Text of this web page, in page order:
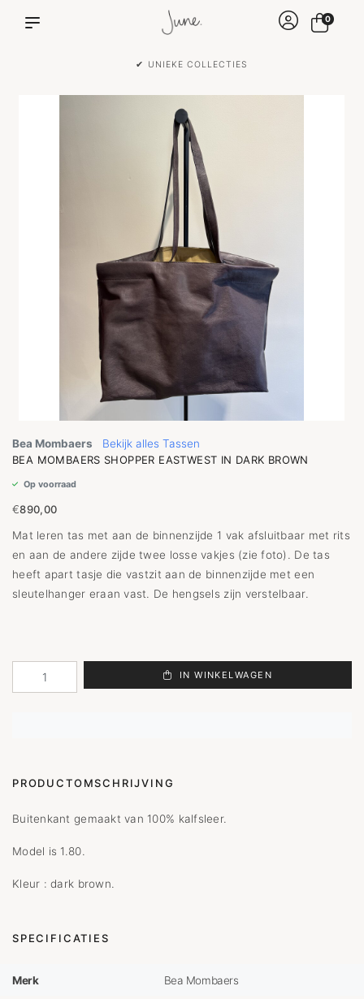
✔ VOOR 15:00 BESTELD IS DEZELFDE DAG VERZONDEN!
0
Bea Mombaers
Bekijk alles Tassen
BEA MOMBAERS SHOPPER EASTWEST IN DARK BROWN
Op voorraad
€890,00
Mat leren tas met aan de binnenzijde 1 vak afsluitbaar met rits
en aan de andere zijde twee losse vakjes (zie foto). De tas
heeft apart tasje die vastzit aan de binnenzijde met een
sleutelhanger eraan vast. De hengsels zijn verstelbaar.
IN WINKELWAGEN
PRODUCTOMSCHRIJVING
Buitenkant gemaakt van 100% kalfsleer.
Model is 1.80.
Kleur : dark brown.
SPECIFICATIES
Merk Bea Mombaers